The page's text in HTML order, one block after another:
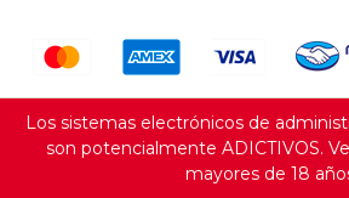
Los sistemas electrónicos de
son potencialmente ADICTIVOS.
mayores de 18